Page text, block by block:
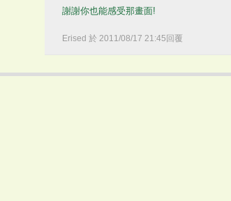
謝謝你也能感受那畫面!
Erised 於 2011/08/17 21:45 回覆